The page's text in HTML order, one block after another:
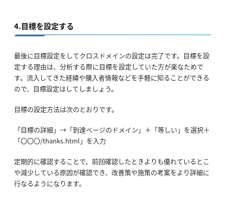
4.目標を設定する
最後に目標設定をしてクロスドメインの設定は完了です。目標を設
定する理由は、分析する際に目標を設定していた方が楽なためで
す。流入してきた経緯や購入者情報などを手軽に知ることができる
ので、目標設定はしてしましょう。
目標の設定方法は次のとおりです。
「目標の詳細」→「到達ページのドメイン」＋「等しい」を選択＋
「〇〇〇/thanks.html」を入力
定期的に確認することで、前回確認したときよりも優れているとこ
や減少している原因が確認でき、改善策や施策の考案をより詳細に
行なるようになります。